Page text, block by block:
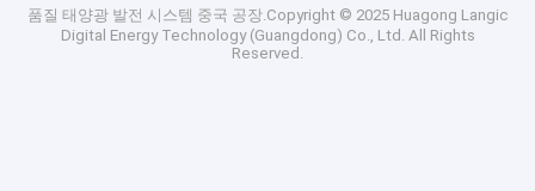
품질 태양광 발전 시스템 중국 공장.Copyright © 2025 Huagong Langic
Digital Energy Technology (Guangdong) Co., Ltd. All Rights
Reserved.